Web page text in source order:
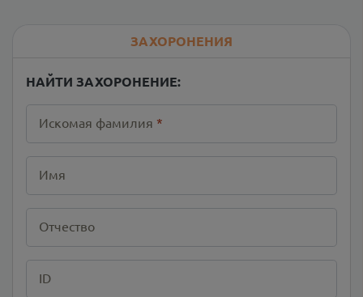
ЗАХОРОНЕНИЯ
НАЙТИ ЗАХОРОНЕНИЕ:
Искомая фамилия *
Имя
Отчество
ID